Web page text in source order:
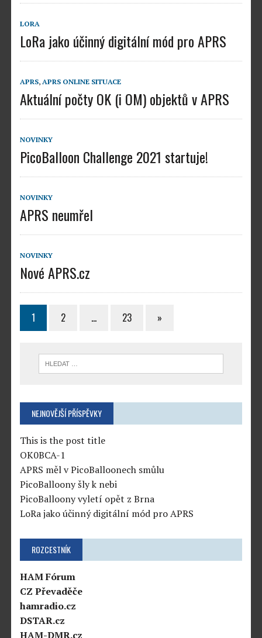
LORA
LoRa jako účinný digitální mód pro APRS
APRS, APRS ONLINE SITUACE
Aktuální počty OK (i OM) objektů v APRS
NOVINKY
PicoBalloon Challenge 2021 startuje!
NOVINKY
APRS neumřel
NOVINKY
Nové APRS.cz
1 2 … 23 »
NEJNOVĚJŠÍ PŘÍSPĚVKY
This is the post title
OK0BCA-1
APRS měl v PicoBalloonech smůlu
PicoBalloony šly k nebi
PicoBalloony vyletí opět z Brna
LoRa jako účinný digitální mód pro APRS
ROZCESTNÍK
HAM Fórum
CZ Převaděče
hamradio.cz
DSTAR.cz
HAM-DMR.cz